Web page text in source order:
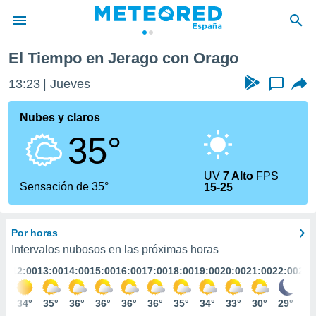
de
por
que se
calidad.
a este
las
y
forma
digital
basada
El Tiempo en Jerago con Orago
13:23 Jueves ...
Nubes y claros
35°
Sensación de 35°
UV7 Alto FPS
15-25
Por horas
Intervalos nubosos en las próximas horas
12:00
34°
13:00
35°
14:00
36°
15:00
36°
16:00
36°
17:00
36°
18:00
35°
19:00
34°
20:00
33°
21:00
30°
22:00
29°